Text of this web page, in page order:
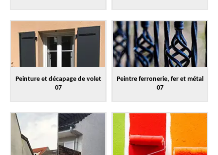
Peinture et décapage de volet
07
Peintre ferronerie, fer et métal
07